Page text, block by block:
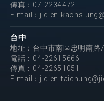
傳真：07-2234472
E-mail： jidien-
台中
地址：台中市南區忠明南路
電話： 04-22615666
傳真：04-22651051
E-mail： jidien-